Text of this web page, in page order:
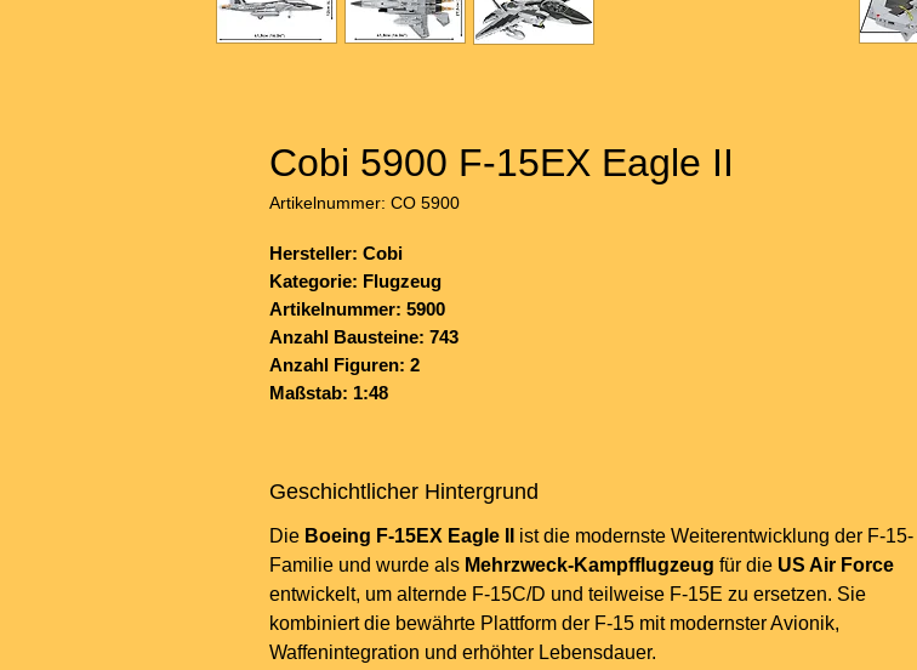
Cobi 5900 F-15EX Eagle II
Artikelnummer: CO 5900
Hersteller: Cobi
Kategorie: Flugzeug
Artikelnummer: 5900
Anzahl Bausteine: 743
Anzahl Figuren: 2
Maßstab: 1:48
Geschichtlicher Hintergrund
Die Boeing F-15EX Eagle II
ist die modernste Weiterentwicklung der F-15-
Familie und wurde als Mehrzweck-Kampfflugzeug für die US Air Force
entwickelt, um alternde F-15C/D und teilweise F-15E zu ersetzen. Sie
kombiniert die bewährte Plattform der F-15 mit modernster Avionik,
Waffenintegration und erhöhter Lebensdauer.